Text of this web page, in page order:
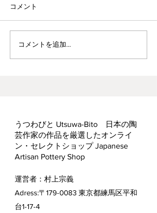
ヘス&あかね夫妻 ２人展
コメント
コメントを追加…
うつわびと Utsuwa-Bito 日本の陶
芸作家の作品を厳選したオンライ
ン・セレクトショップ Japanese
Artisan Pottery Shop
運営者：村上宗義
Adress:〒179-0083 東京都練馬区平和
台1-17-4